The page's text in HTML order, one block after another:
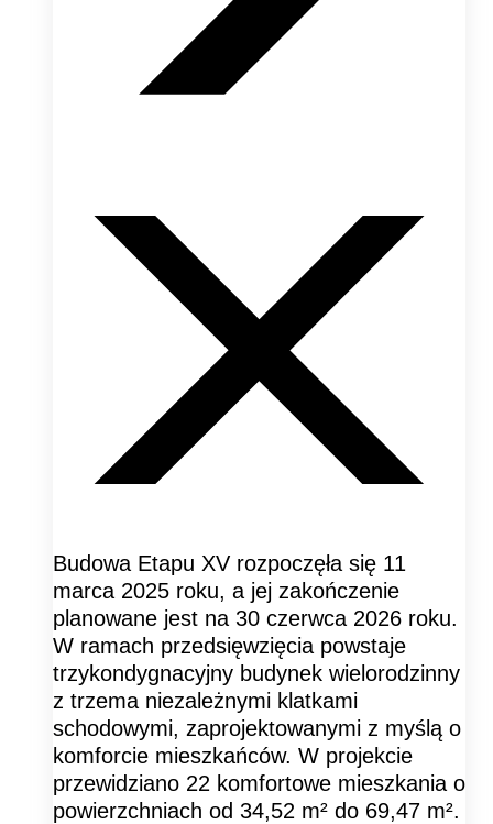
Budowa Etapu XV rozpoczęła się 11
marca 2025 roku, a jej zakończenie
planowane jest na 30 czerwca 2026 roku.
W ramach przedsięwzięcia powstaje
trzykondygnacyjny budynek wielorodzinny
z trzema niezależnymi klatkami
schodowymi, zaprojektowanymi z myślą o
komforcie mieszkańców. W projekcie
przewidziano 22 komfortowe mieszkania o
powierzchniach od 34,52 m² do 69,47 m².